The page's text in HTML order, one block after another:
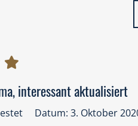
interessant aktualisiert
Datum: 3. Oktober